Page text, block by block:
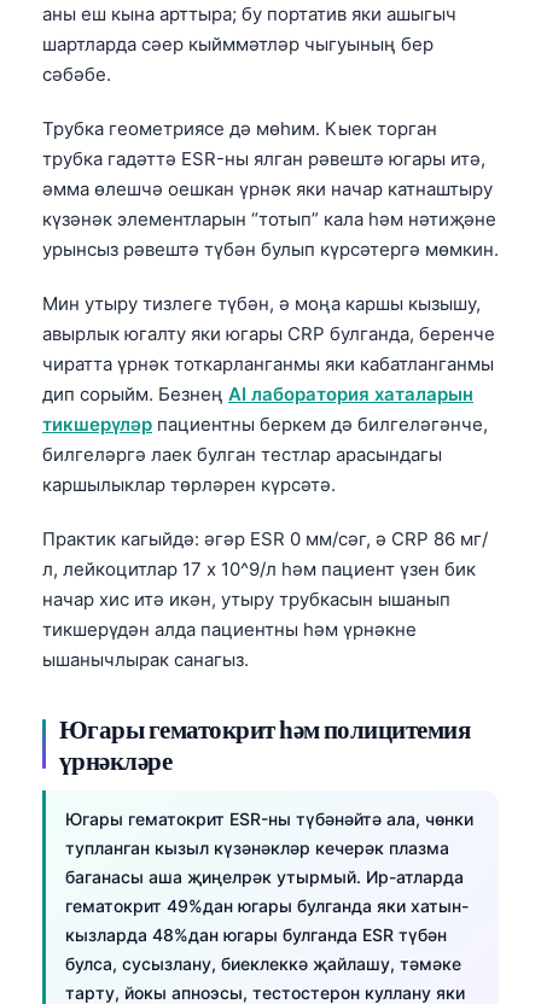
аны еш кына арттыра; бу портатив яки ашыгыч
шартларда сәер кыйммәтләр чыгуының бер
сәбәбе.
Трубка геометриясе дә мөһим. Кыек торган
трубка гадәттә ESR-ны ялган рәвештә югары итә,
әмма өлешчә оешкан үрнәк яки начар катнаштыру
күзәнәк элементларын “тотып” кала һәм нәтиҗәне
урынсыз рәвештә түбән булып күрсәтергә мөмкин.
Мин утыру тизлеге түбән, ә моңа каршы кызышу,
авырлык югалту яки югары CRP булганда, беренче
чиратта үрнәк тоткарланганмы яки кабатланганмы
дип сорыйм. Безнең AI лаборатория хаталарын
тикшерүләр пациентны беркем дә билгеләгәнче,
билгеләргә лаек булган тестлар арасындагы
каршылыклар төрләрен күрсәтә.
Практик кагыйдә: әгәр ESR 0 мм/сәг, ә CRP 86 мг/
л, лейкоцитлар 17 x 10^9/л һәм пациент үзен бик
начар хис итә икән, утыру трубкасын ышанып
тикшерүдән алда пациентны һәм үрнәкне
ышанычлырак санагыз.
Югары гематокрит һәм полицитемия
үрнәкләре
Югары гематокрит ESR-ны түбәнәйтә ала, чөнки
тупланган кызыл күзәнәкләр кечерәк плазма
баганасы аша җиңелрәк утырмый. Ир-атларда
гематокрит 49%дан югары булганда яки хатын-
кызларда 48%дан югары булганда ESR түбән
булса, сусызлану, биеклеккә җайлашу, тәмәке
тарту, йокы апноэсы, тестостерон куллану яки